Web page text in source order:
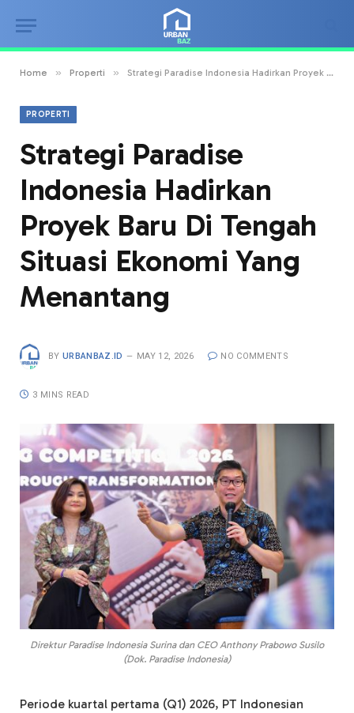
Home » Properti » Strategi Paradise Indonesia Hadirkan Proyek Baru Di Tengah Situasi Ekonomi Yang Menantang
PROPERTI
Strategi Paradise
Indonesia Hadirkan
Proyek Baru Di Tengah
Situasi Ekonomi Yang
Menantang
BY URBANBAZ.ID MAY 12, 2026 NO COMMENTS
3 MINS READ
Direktur Paradise Indonesia Surina dan CEO Anthony Prabowo Susilo
(Dok. Paradise Indonesia)
Periode kuartal pertama (Q1) 2026, PT Indonesian